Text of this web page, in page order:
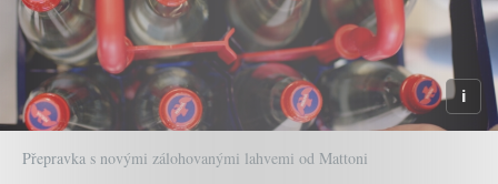
Přepravka s novými zálohovanými lahvemi od Mattoni